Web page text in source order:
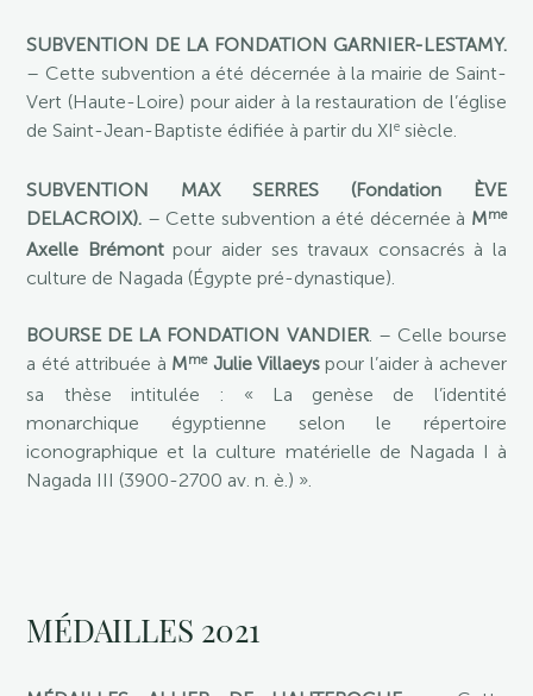
SUBVENTION DE LA FONDATION GARNIER-LESTAMY.
– Cette subvention a été décernée à la mairie de Saint-
Vert (Haute-Loire) pour aider à la restauration de l’église
de Saint-Jean-Baptiste édifiée à partir du XIe siècle.
SUBVENTION MAX SERRES (Fondation ÈVE
DELACROIX). – Cette subvention a été décernée à Mme
Axelle Brémontpour aider ses travaux consacrés à la
culture de Nagada (Égypte pré-dynastique).
BOURSE DE LA FONDATION VANDIER. – Celle bourse
a été attribuée à MmeJulie Villaeyspour l’aider à achever
sa thèse intitulée : « La genèse de l’identité
monarchique égyptienne selon le répertoire
iconographique et la culture matérielle de Nagada I à
Nagada III (3900-2700 av. n. è.) ».
MÉDAILLES 2021